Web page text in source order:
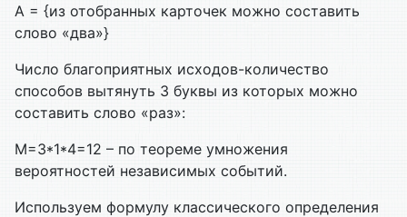
A = {из отобранных карточек можно составить
слово «два»}
Число благоприятных исходов-количество
способов вытянуть 3 буквы из которых можно
составить слово «раз»:
M=3*1*4=12 – по теореме умножения
вероятностей независимых событий.
Используем формулу классического определения